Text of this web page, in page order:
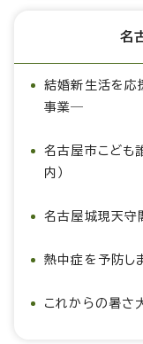
名
結婚新生活を応
事業―
名古屋市こども
内）
名古屋城現天守
熱中症を予防し
これからの暑さ